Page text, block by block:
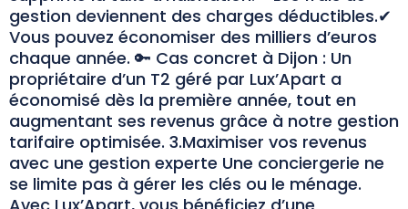
gestion deviennent des charges déductibles.✔
Vous pouvez économiser des milliers d’euros
chaque année. 🔑 Cas concret à Dijon : Un
propriétaire d’un T2 géré par Lux’Apart a
économisé dès la première année, tout en
augmentant ses revenus grâce à notre gestion
tarifaire optimisée. 3.Maximiser vos revenus
avec une gestion experte Une conciergerie ne
se limite pas à gérer les clés ou le ménage.